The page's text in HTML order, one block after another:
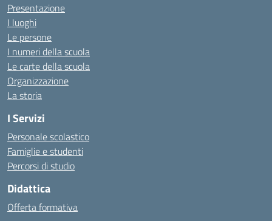
Presentazione
I luoghi
Le persone
I numeri della scuola
Le carte della scuola
Organizzazione
La storia
I Servizi
Personale scolastico
Famiglie e studenti
Percorsi di studio
Didattica
Offerta formativa